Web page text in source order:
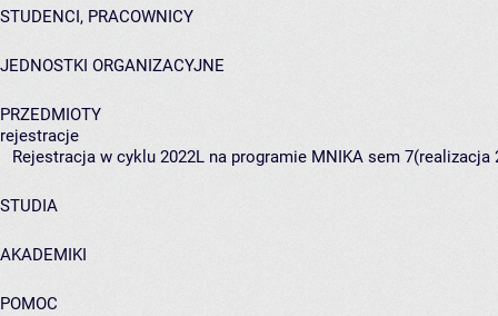
STUDENCI, PRACOWNICY
JEDNOSTKI ORGANIZACYJNE
PRZEDMIOTY
rejestracje
Rejestracja w cyklu 2022L na programie MNIKA sem 7(realizacja
STUDIA
AKADEMIKI
POMOC